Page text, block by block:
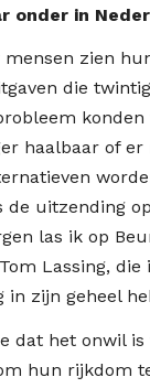
onder in
mensen zien
die
konden
haalbaar of er
de uitzending
las ik op
Lassing, die
in zijn geheel
dat het onwil is
hun rijkdom